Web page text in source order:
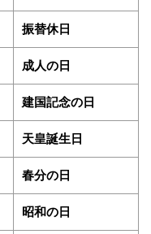
振替休日
成人の日
建国記念の日
天皇誕生日
春分の日
昭和の日